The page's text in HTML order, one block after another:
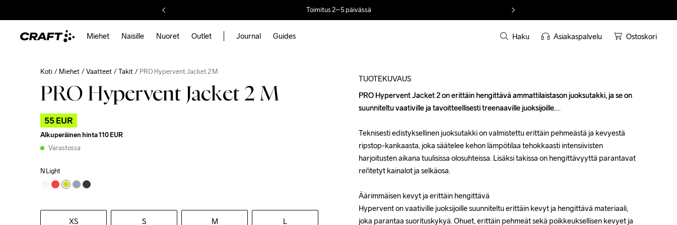
Toimitus 2–5 päivässä
Miehet Naisille Nuoret Outlet Journal Guides Haku Asiakaspalvelu Ostoskori
Koti Miehet Vaatteet Takit PRO Hypervent Jacket 2 M
PRO Hypervent Jacket 2 M
55 EUR
Alkuperäinen hinta110 EUR
Varastossa
N Light
XS S M L
TUOTEKUVAUS
PRO Hypervent Jacket 2 on erittäin hengittävä ammattilaistason juoksutakki, ja se on
suunniteltu vaativille ja tavoitteellisesti treenaaville juoksijoille.
Teknisesti edistyksellinen juoksutakki on valmistettu erittäin pehmeästä ja kevyestä
ripstop-kankaasta, joka säätelee kehon lämpötilaa tehokkaasti intensiivisten
harjoitusten aikana tuulisissa olosuhteissa. Lisäksi takissa on hengittävyyttä parantavat
rei'itetyt kainalot ja selkäosa.
Äärimmäisen kevyt ja erittäin hengittävä
Hypervent on vaativille juoksijoille suunniteltu erittäin kevyt ja hengittävä materiaali,
joka parantaa suorituskykyä. Ohuet, erittäin pehmeät sekä poikkeuksellisen kevyet ja
PRO Hypervent Jacket 2 on erittäin hengittävä ammattilaistason juoksutakki, ja se on
suunniteltu vaativille ja tavoitteellisesti treenaaville juoksijoille.
Teknisesti edistyksellinen juoksutakki on valmistettu erittäin pehmeästä ja kevyestä
ripstop-kankaasta, joka säätelee kehon lämpötilaa tehokkaasti intensiivisten
harjoitusten aikana tuulisissa olosuhteissa. Lisäksi takissa on hengittävyyttä parantavat
rei'itetyt kainalot ja selkäosa.
Äärimmäisen kevyt ja erittäin hengittävä
Hypervent on vaativille juoksijoille suunniteltu erittäin kevyt ja hengittävä materiaali,
joka parantaa suorituskykyä. Ohuet, erittäin pehmeät sekä poikkeuksellisen kevyet ja